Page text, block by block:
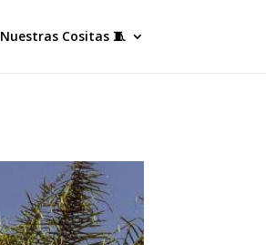
Nuestras Cositas 🧵